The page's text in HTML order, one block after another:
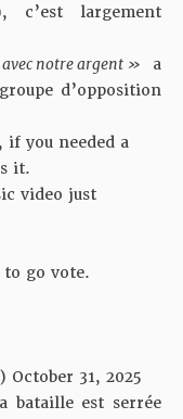
c’est largement
notre argent » a
d’opposition
, if you needed a
it.
video just
go vote.
October 31, 2025
bataille est serrée